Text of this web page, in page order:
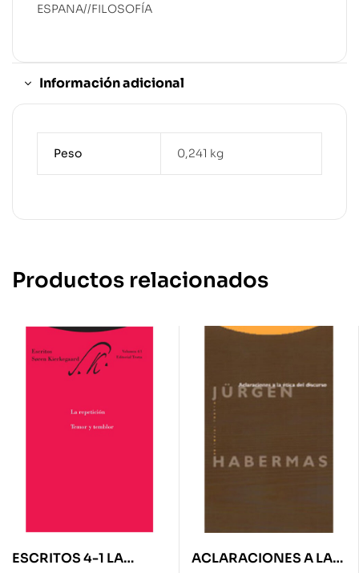
ESPANA//FILOSOFÍA
Información adicional
Peso 0,241 kg
Productos relacionados
ESCRITOS 4-1 LA
ACLARACIONES A LA